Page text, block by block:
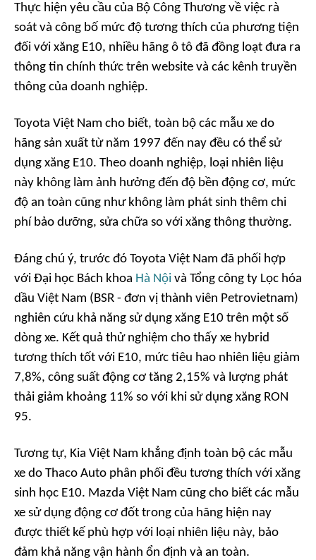
Thực hiện yêu cầu của Bộ Công Thương về việc rà
soát và công bố mức độ tương thích của phương tiện
đối với xăng E10, nhiều hãng ô tô đã đồng loạt đưa ra
thông tin chính thức trên website và các kênh truyền
thông của doanh nghiệp.
Toyota Việt Nam cho biết, toàn bộ các mẫu xe do
hãng sản xuất từ năm 1997 đến nay đều có thể sử
dụng xăng E10. Theo doanh nghiệp, loại nhiên liệu
này không làm ảnh hưởng đến độ bền động cơ, mức
độ an toàn cũng như không làm phát sinh thêm chi
phí bảo dưỡng, sửa chữa so với xăng thông thường.
Đáng chú ý, trước đó Toyota Việt Nam đã phối hợp
với Đại học Bách khoa Hà Nội và Tổng công ty Lọc hóa
dầu Việt Nam (BSR - đơn vị thành viên Petrovietnam)
nghiên cứu khả năng sử dụng xăng E10 trên một số
dòng xe. Kết quả thử nghiệm cho thấy xe hybrid
tương thích tốt với E10, mức tiêu hao nhiên liệu giảm
7,8%, công suất động cơ tăng 2,15% và lượng phát
thải giảm khoảng 11% so với khi sử dụng xăng RON
95.
Tương tự, Kia Việt Nam khẳng định toàn bộ các mẫu
xe do Thaco Auto phân phối đều tương thích với xăng
sinh học E10. Mazda Việt Nam cũng cho biết các mẫu
xe sử dụng động cơ đốt trong của hãng hiện nay
được thiết kế phù hợp với loại nhiên liệu này, bảo
đảm khả năng vận hành ổn định và an toàn.